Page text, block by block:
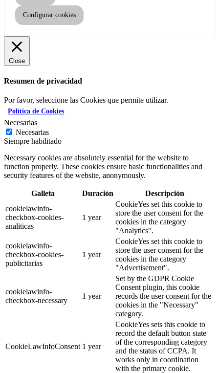
Configurar cookies
Close
Resumen de privacidad
Por favor, seleccione las Cookies que permite utilizar.
Política de Cookies
Necesarias
Necesarias
Siempre habilitado
Necessary cookies are absolutely essential for the website to
function properly. These cookies ensure basic functionalities and
security features of the website, anonymously.
Galleta Duración
Descripción
cookielawinfo-
checkbox-cookies-
analiticas
1 year
CookieYes set this cookie to
store the user consent for the
cookies in the category
"Analytics".
cookielawinfo-
checkbox-cookies-
publicitarias
1 year
CookieYes set this cookie to
store the user consent for the
cookies in the category
"Advertisement".
cookielawinfo-
checkbox-necessary
1 year
Set by the GDPR Cookie
Consent plugin, this cookie
records the user consent for the
cookies in the "Necessary"
category.
CookieLawInfoConsent 1 year
CookieYes sets this cookie to
record the default button state
of the corresponding category
and the status of CCPA. It
works only in coordination
with the primary cookie.